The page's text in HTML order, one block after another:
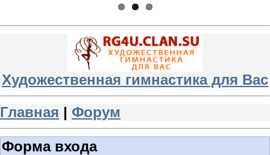
Художественная гимнастика для Вас
Главная | Форум
Форма входа